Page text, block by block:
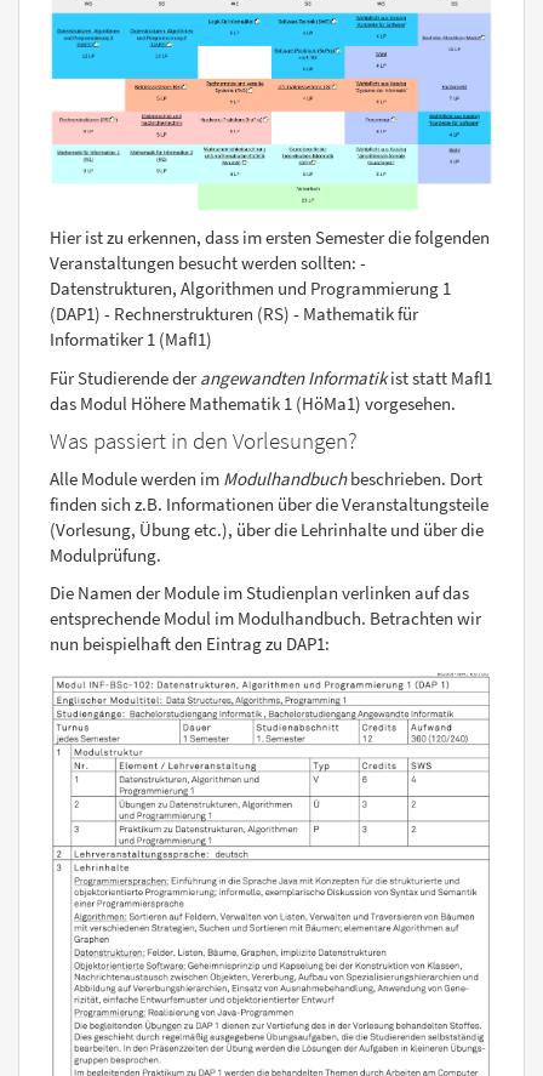
Hier ist zu erkennen, dass im ersten Semester die folgenden
Veranstaltungen besucht werden sollten: -
Datenstrukturen, Algorithmen und Programmierung 1
(DAP1) - Rechnerstrukturen (RS) - Mathematik für
Informatiker 1 (MafI1)
Für Studierende derangewandten Informatikist statt MafI1
das Modul Höhere Mathematik 1 (HöMa1) vorgesehen.
Was passiert in den Vorlesungen?
Alle Module werden im Modulhandbuchbeschrieben. Dort
finden sich z.B. Informationen über die Veranstaltungsteile
(Vorlesung, Übung etc.), über die Lehrinhalte und über die
Modulprüfung.
Die Namen der Module im Studienplan verlinken auf das
entsprechende Modul im Modulhandbuch. Betrachten wir
nun beispielhaft den Eintrag zu DAP1: